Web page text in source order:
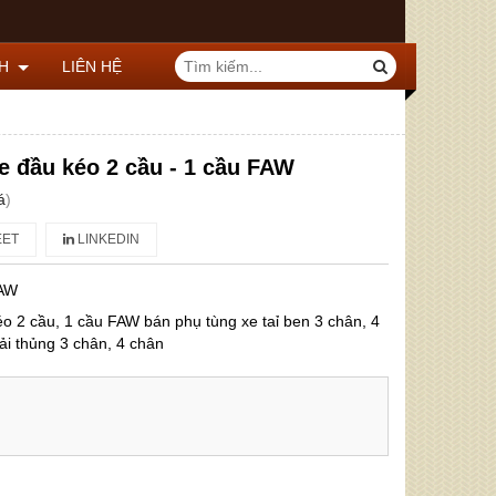
LIÊN HỆ
đầu kéo 2 cầu - 1 cầu FAW
)
LINKEDIN
2 cầu, 1 cầu FAW bán phụ tùng xe taỉ ben 3 chân, 4
thủng 3 chân, 4 chân